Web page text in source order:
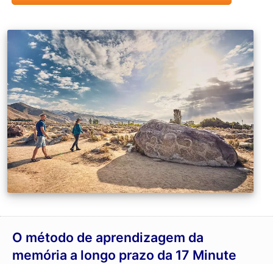
O método de aprendizagem da
memória a longo prazo da 17 Minute